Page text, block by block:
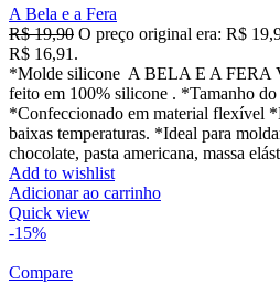
A Bela e a Fera
R$19,90 O preço original era: R$
R$ 16,91.
*Molde silicone A BELA E A FERA
feito em 100% silicone . *Tamanho
*Confeccionado em material flexível
baixas temperaturas. *Ideal para
chocolate, pasta americana, massa
Add to wishlist
Adicionar ao carrinho
Quick view
-15%
Compare